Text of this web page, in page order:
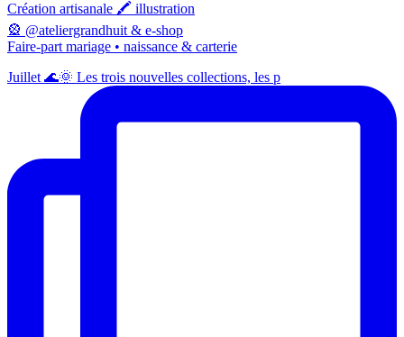
Création artisanale 🖍️ illustration
🎡 @ateliergrandhuit & e-shop
Faire-part mariage • naissance & carterie
Juillet 🌊🌞 Les trois nouvelles collections, les p